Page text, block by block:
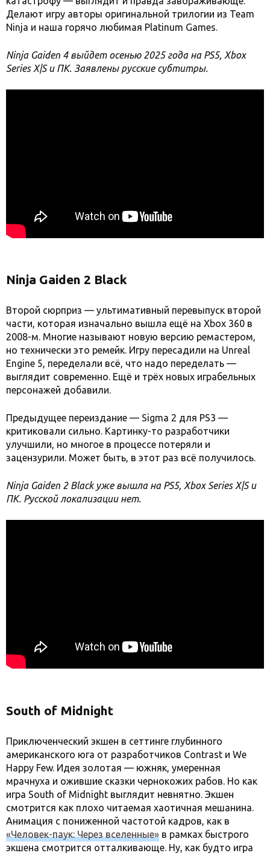
Делают игру авторы оригинальной трилогии из Team
Ninja и наша горячо любимая Platinum Games.
Ninja Gaiden 4 выйдет осенью 2025 года на PS5, Xbox
Series X|S и ПК. Заявлены русские субтитры.
Ninja Gaiden 2 Black
Второй сюрприз — ультимативный перевыпуск второй
части, которая изначально вышла ещё на Xbox 360 в
2008-м. Многие называют новую версию ремастером,
но технически это ремейк. Игру пересадили на Unreal
Engine 5, переделали всё, что надо переделать —
выглядит современно. Ещё и трёх новых играбельных
персонажей добавили.
Предыдущее переиздание — Sigma 2 для PS3 —
критиковали сильно. Картинку-то разработчики
улучшили, но многое в процессе потеряли и
зацензурили. Может быть, в этот раз всё получилось.
Ninja Gaiden 2 Black уже вышла на PS5, Xbox Series X|S и
ПК. Русской локализации нет.
South of Midnight
Приключенческий экшен в сеттинге глубинного
американского юга от разработчиков Contrast и We
Happy Few. Идея золотая — южняк, умеренная
мрачнуха и ожившие сказки чернокожих рабов. Но как
игра South of Midnight выглядит невнятно. Экшен
смотрится как плохо читаемая хаотичная мешанина.
Анимация с пониженной частотой кадров, как в
«Человек-паук: Через вселенные» в рамках быстрого
экшена смотрится отталкивающе. Ну, как будто игра